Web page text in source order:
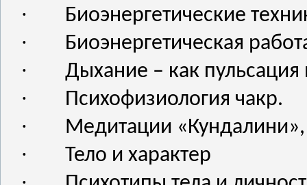
· Биоэнергетические
· Биоэнергетическая
· Дыхание – как пульсация
· Психофизиология чакр.
· Медитации «Кундалини»,
· Тело и характер